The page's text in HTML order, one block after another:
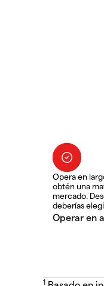
Opera en
obtén una
mercado.
deberías
1